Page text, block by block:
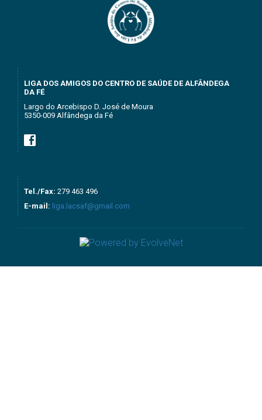
LIGA DOS AMIGOS DO CENTRO DE SAÚDE DE ALFÂNDEGA
DA FÉ
Largo do Arcebispo D. José de Moura
5350-009 Alfândega da Fé
Tel./Fax: 279 463 496
E-mail: liga.lacsaf@gmail.com